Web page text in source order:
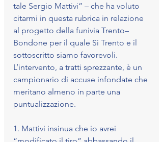
tale Sergio Mattivi” – che ha voluto
citarmi in questa rubrica in relazione
al progetto della funivia Trento–
Bondone per il quale Sì Trento e il
sottoscritto siamo favorevoli.
L’intervento, a tratti sprezzante, è un
campionario di accuse infondate che
meritano almeno in parte una
puntualizzazione.
1.⁠ ⁠Mattivi insinua che io avrei